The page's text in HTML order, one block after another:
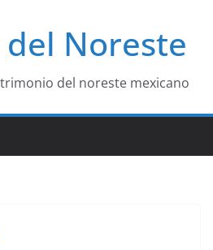
Noreste
del noreste mexicano